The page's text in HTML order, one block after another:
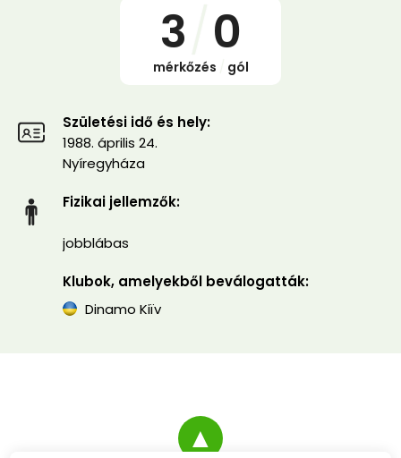
3 0
mérkőzés gól
Születési idő és hely:
1988. április 24.
Nyíregyháza
Fizikai jellemzők:
jobblábas
Klubok, amelyekből beválogatták:
Dinamo Kiïv
▲